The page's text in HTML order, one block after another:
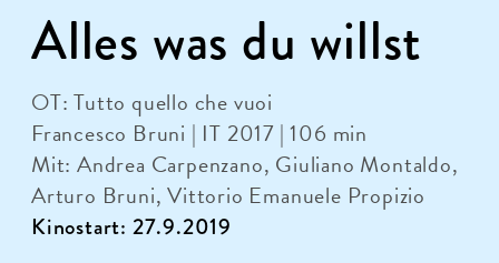
Alles was du willst
OT: Tutto quello che vuoi
Francesco Bruni | IT 2017 | 106 min
Mit: Andrea Carpenzano, Giuliano Montaldo,
Arturo Bruni, Vittorio Emanuele Propizio
Kinostart: 27.9.2019